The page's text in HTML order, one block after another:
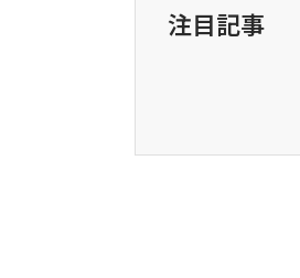
注目記事